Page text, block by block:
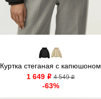
Куртка стеганая с капюшоном
1 649 o 4 549o
-63%